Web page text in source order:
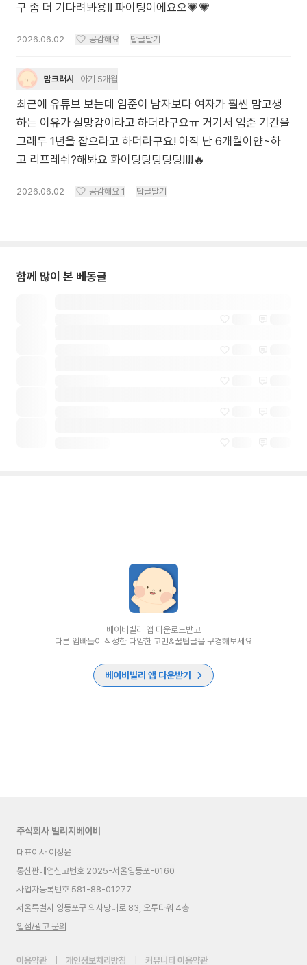
구 좀 더 기다려봐용!! 파이팅이에요오💗💗
2026.06.02 공감해요 답글달기
맘크러시 아기 5개월
최근에 유튜브 보는데 임준이 남자보다 여자가 훨씬 맘고생
하는 이유가 실망감이라고 하더라구요ㅠ 거기서 임준 기간을
그래두 1년을 잡으라고 하더라구요! 아직 난 6개월이얀~하
고 리프레쉬?해봐요 화이팅팅팅팅팅!!!!🔥
2026.06.02 공감해요 1 답글달기
함께 많이 본 베동글
베이비빌리 앱 다운로드받고
다른 엄빠들이 작성한 다양한 고민&꿀팁글을 구경해보세요
베이비빌리 앱 다운받기
주식회사 빌리지베이비
대표이사 이정윤
통신판매업신고번호 2025-서울영등포-0160
사업자등록번호 581-88-01277
서울특별시 영등포구 의사당대로 83, 오투타워 4층
입점/광고 문의
이용약관 개인정보처리방침 커뮤니티 이용약관